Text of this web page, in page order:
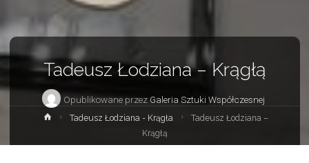
Tadeusz Łodziana – Krągłą
Opublikowane przez Galeria Sztuki Współczesnej
StronaTadeusz Łodziana - Krągła
Tadeusz Łodziana –
Krągłą